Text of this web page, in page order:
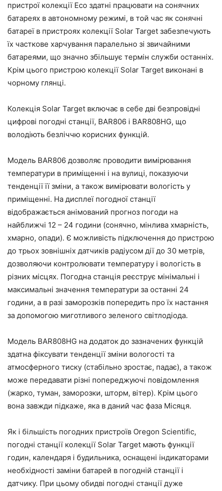
пристрої колекції Eco здатні працювати на сонячних
батареях в автономному режимі, в той час як сонячні
батареї в пристроях колекції Solar Target забезпечують
їх часткове харчування паралельно зі звичайними
батареями, що значно збільшує термін служби останніх.
Крім цього пристрою колекції Solar Target виконані в
чорному глянці.
Колекція Solar Target включає в себе дві безпровідні
цифрові погодні станції, BAR806 і BAR808HG, що
володіють безліччю корисних функцій.
Модель BAR806 дозволяє проводити вимірювання
температури в приміщенні і на вулиці, показуючи
тенденції її зміни, а також вимірювати вологість у
приміщенні. На дисплеї погодної станції
відображається анімований прогноз погоди на
найближчі 12 – 24 години (сонячно, мінлива хмарність,
хмарно, опади). Є можливість підключення до пристрою
до трьох зовнішніх датчиків радіусом дії до 30 метрів,
дозволяючи контролювати температуру і вологість в
різних місцях. Погодна станція реєструє мінімальні і
максимальні значення температури за останні 24
години, а в разі заморозків попередить про їх настання
за допомогою миготливого зеленого світлодіода.
Модель BAR808HG на додаток до зазначених функцій
здатна фіксувати тенденції зміни вологості та
атмосферного тиску (стабільно зростає, падає), а також
може передавати різні попереджуючі повідомлення
(жарко, туман, заморозки, шторм, вітер). Крім цього
вона завжди підкаже, яка в даний час фаза Місяця.
Як і більшість погодних пристроїв Oregon Scientific,
погодні станції колекції Solar Target мають функції
годин, календаря і будильника, оснащені індикаторами
необхідності заміни батарей в погодній станції і
датчику. При цьому обидві погодні станції дуже